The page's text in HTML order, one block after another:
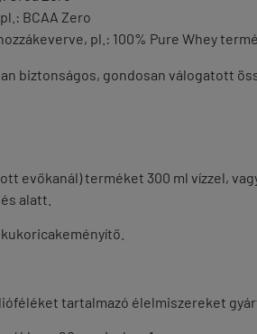
BCAA Zero
pl.: 100% Pure Whey
biztonságos, gondosan válogatott
evőkanál) terméket 300 ml vízzel,
alatt.
tartalmazó élelmiszereket